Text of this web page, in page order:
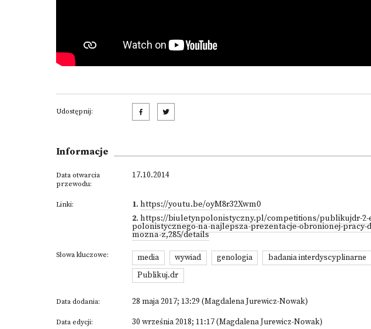
Udostępnij:
Informacje
Data otwarcia
przewodu:
17.10.2014
Linki: 1. https://youtu.be/oyM8r32Xwm0
2. https://biuletynpolonistyczny.pl/competitions/publikujdr-
polonistycznego-na-najlepsza-prezentacje-obronionej-pracy-
mozna-z,285/details
Słowa kluczowe: media wywiad genologia badania interdyscyplinarne
Publikuj.dr
Data dodania: 28 maja 2017; 13:29 (Magdalena Jurewicz-Nowak)
Data edycji: 30 września 2018; 11:17 (Magdalena Jurewicz-Nowak)